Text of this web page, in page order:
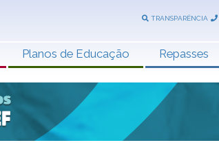
TRANSPARÊNCIA
Planos de Educação Repasses